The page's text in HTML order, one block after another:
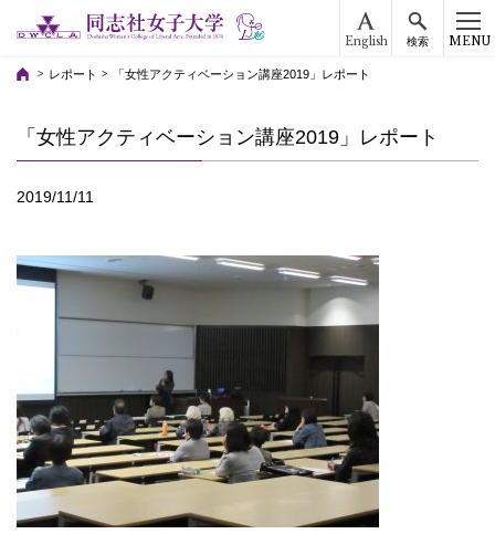
English 検索 MENU
レポート 「女性アクティベーション講座2019」レポート
「女性アクティベーション講座2019」レポート
2019/11/11